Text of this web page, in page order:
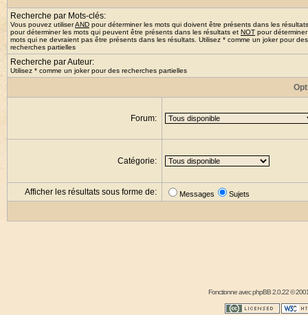
Recherche par Mots-clés:
Vous pouvez utiliserAND pour déterminer les mots qui doivent être présents dans les
pour déterminer les mots qui peuvent être présents dans les résultats et NOT pour
mots qui ne devraient pas être présents dans les résultats. Utilisez * comme un joker pour des
recherches partielles
Recherche par Auteur:
Utilisez * comme un joker pour des recherches partielles
Forum:
Catégorie:
Afficher les résultats sous forme de: Messages Sujets
Fonctionne avecphpBB2.0.22 ©